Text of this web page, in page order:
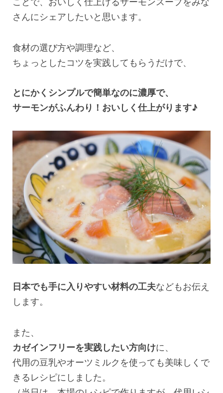
さんにシェアしたいと思います。
食材の選び方や調理など、
ちょっとしたコツを実践してもらうだけで、
とにかくシンプルで簡単なのに濃厚で、
サーモンがふんわり！おいしく仕上がります♪
日本でも手に入りやすい材料の工夫などもお伝え
します。
また、
カゼインフリーを実践したい方向けに、
代用の豆乳やオーツミルクを使っても美味しくで
きるレシピにしました。